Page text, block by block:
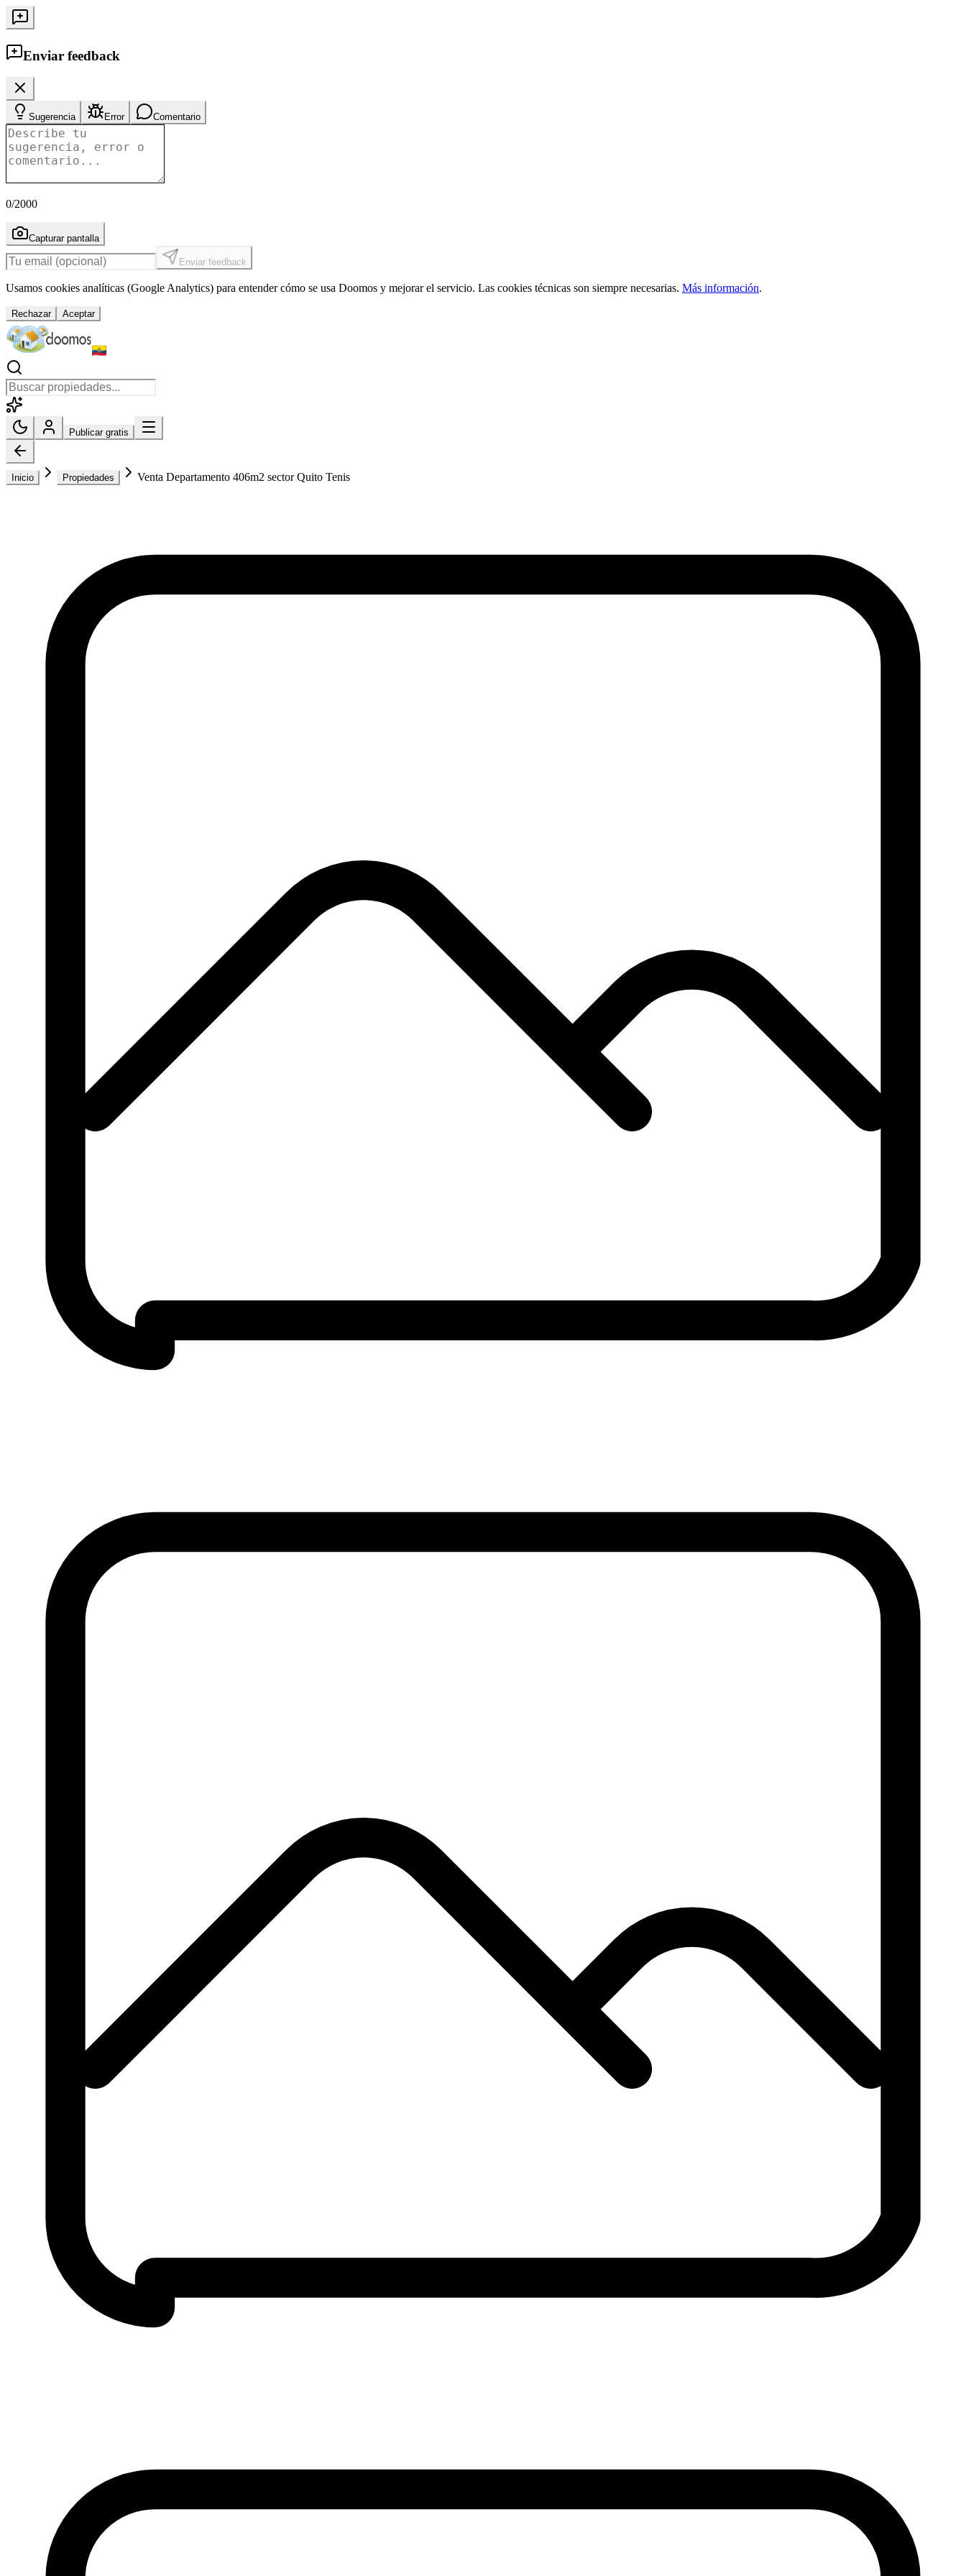
Enviar feedback
Sugerencia Error Comentario
0/2000
Capturar pantalla
Enviar feedback
Usamos cookies analíticas (Google Analytics) para entender cómo se usa Doomos y mejorar el servicio. Las cookies técnicas son siempre necesarias. Más información.
Rechazar Aceptar
Publicar gratis
Inicio Propiedades Venta Departamento 406m2 sector Quito Tenis